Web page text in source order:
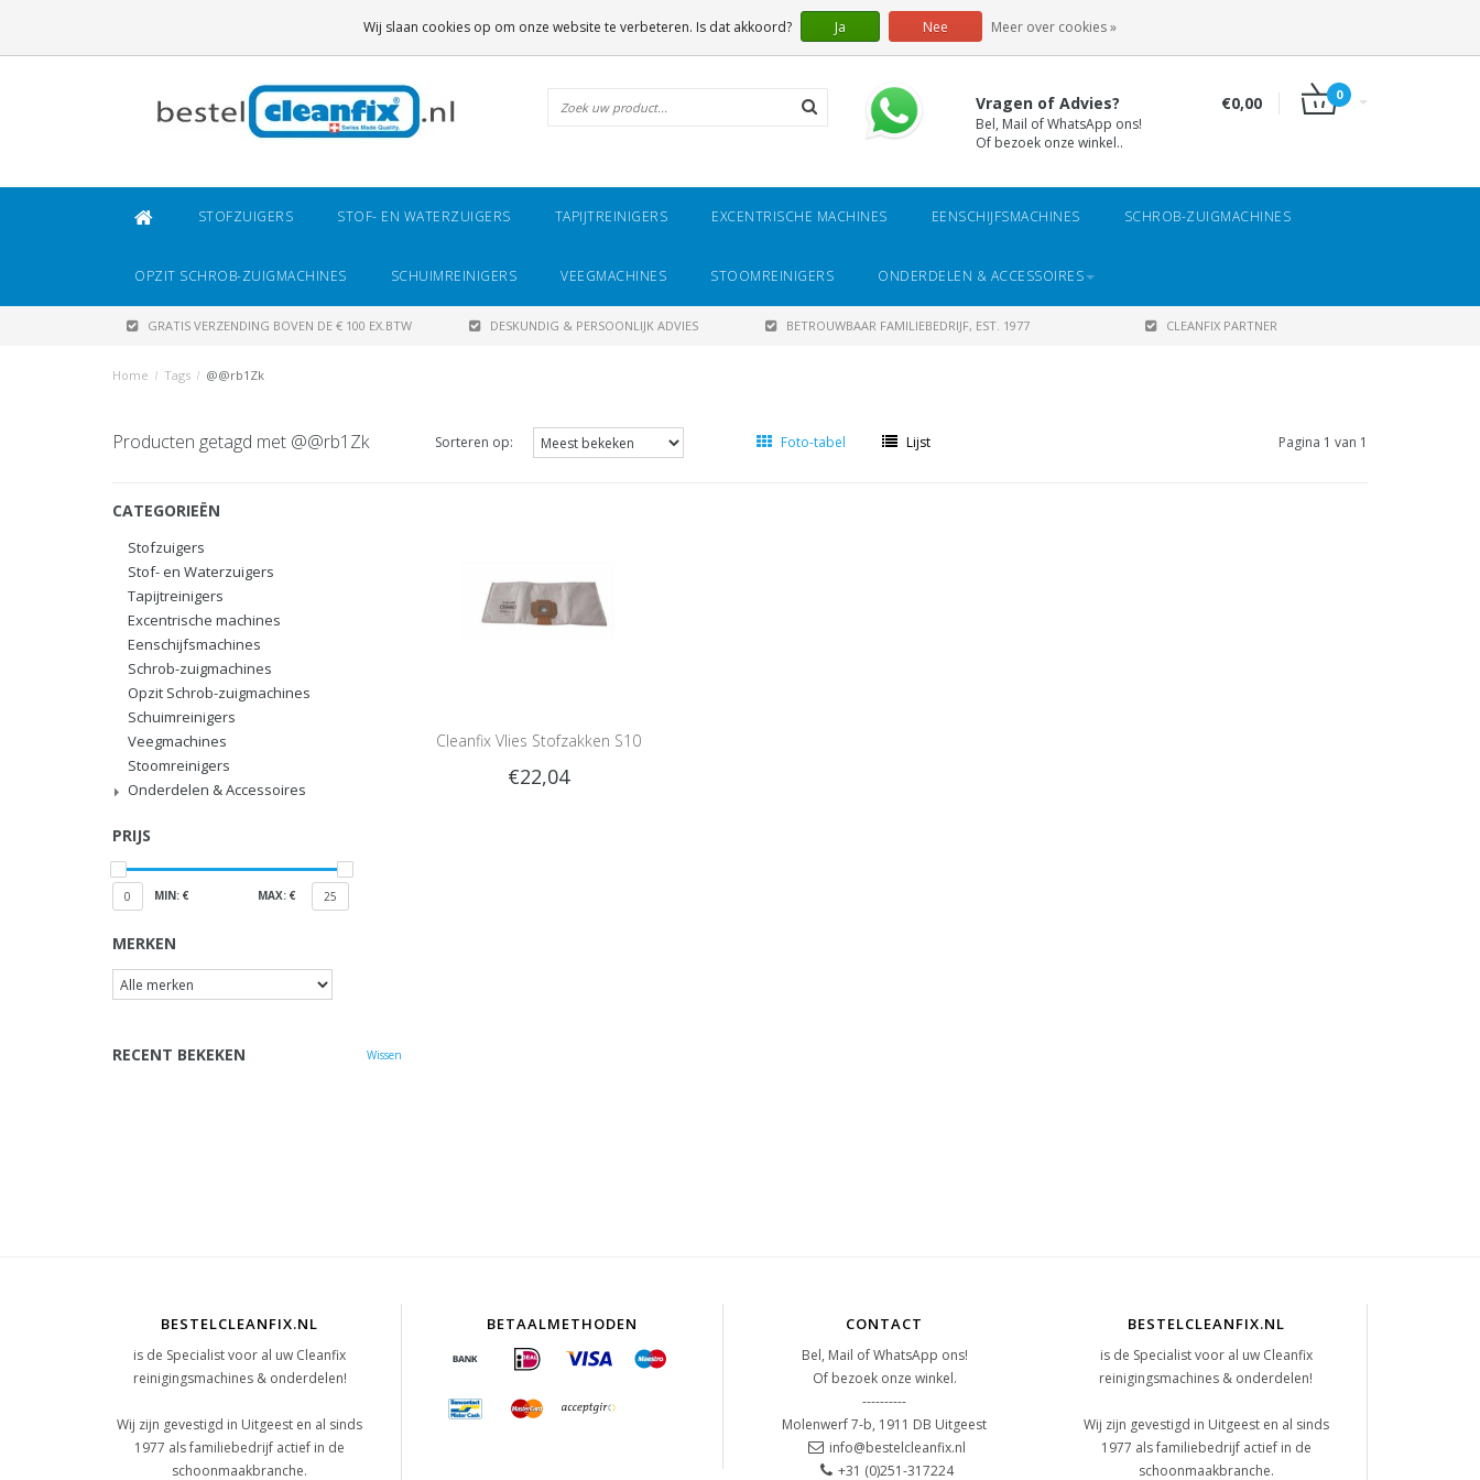
Vragen of Advies?
Bel, Mail of WhatsApp ons!
Of bezoek onze winkel..
€0,00 0
STOFZUIGERS STOF- EN WATERZUIGERS TAPIJTREINIGERS EXCENTRISCHE MACHINES EENSCHIJFSMACHINES SCHROB-ZUIGMACHINES
OPZIT SCHROB-ZUIGMACHINES SCHUIMREINIGERS VEEGMACHINES STOOMREINIGERS ONDERDELEN & ACCESSOIRES
GRATIS VERZENDING BOVEN DE € 100 EX.BTW DESKUNDIG & PERSOONLIJK ADVIES BETROUWBAAR FAMILIEBEDRIJF, EST. 1977 CLEANFIX PARTNER
Home / Tags / @@rb1Zk
Producten getagd met @@rb1Zk Sorteren op: Foto-tabel Lijst Pagina 1 van 1
CATEGORIEËN
Stofzuigers
Stof- en Waterzuigers
Tapijtreinigers
Excentrische machines
Eenschijfsmachines
Schrob-zuigmachines
Opzit Schrob-zuigmachines
Schuimreinigers
Veegmachines
Stoomreinigers
Onderdelen & Accessoires
PRIJS
0 MIN: € MAX: € 25
MERKEN
RECENT BEKEKEN Wissen
Cleanfix Vlies Stofzakken S10
(5 stuks)
€22,04
BESTELCLEANFIX.NL
is de Specialist voor al uw Cleanfix
reinigingsmachines & onderdelen!
Wij zijn gevestigd in Uitgeest en al sinds
1977 als familiebedrijf actief in de
schoonmaakbranche.
BETAALMETHODEN CONTACT
Bel, Mail of WhatsApp ons!
Of bezoek onze winkel.
----------
Molenwerf 7-b, 1911 DB Uitgeest
info@bestelcleanfix.nl
+31 (0)251-317224
BESTELCLEANFIX.NL
is de Specialist voor al uw Cleanfix
reinigingsmachines & onderdelen!
Wij zijn gevestigd in Uitgeest en al sinds
1977 als familiebedrijf actief in de
schoonmaakbranche.
Wij slaan cookies op om onze website te verbeteren. Is dat akkoord? Ja Nee Meer over cookies »